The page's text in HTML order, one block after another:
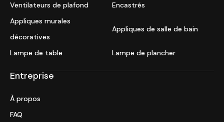
Ventilateurs de plafond
Encastrés
Appliques murales
décoratives
Appliques de salle de bain
Lampe de table Lampe de plancher
Entreprise
À propos
FAQ